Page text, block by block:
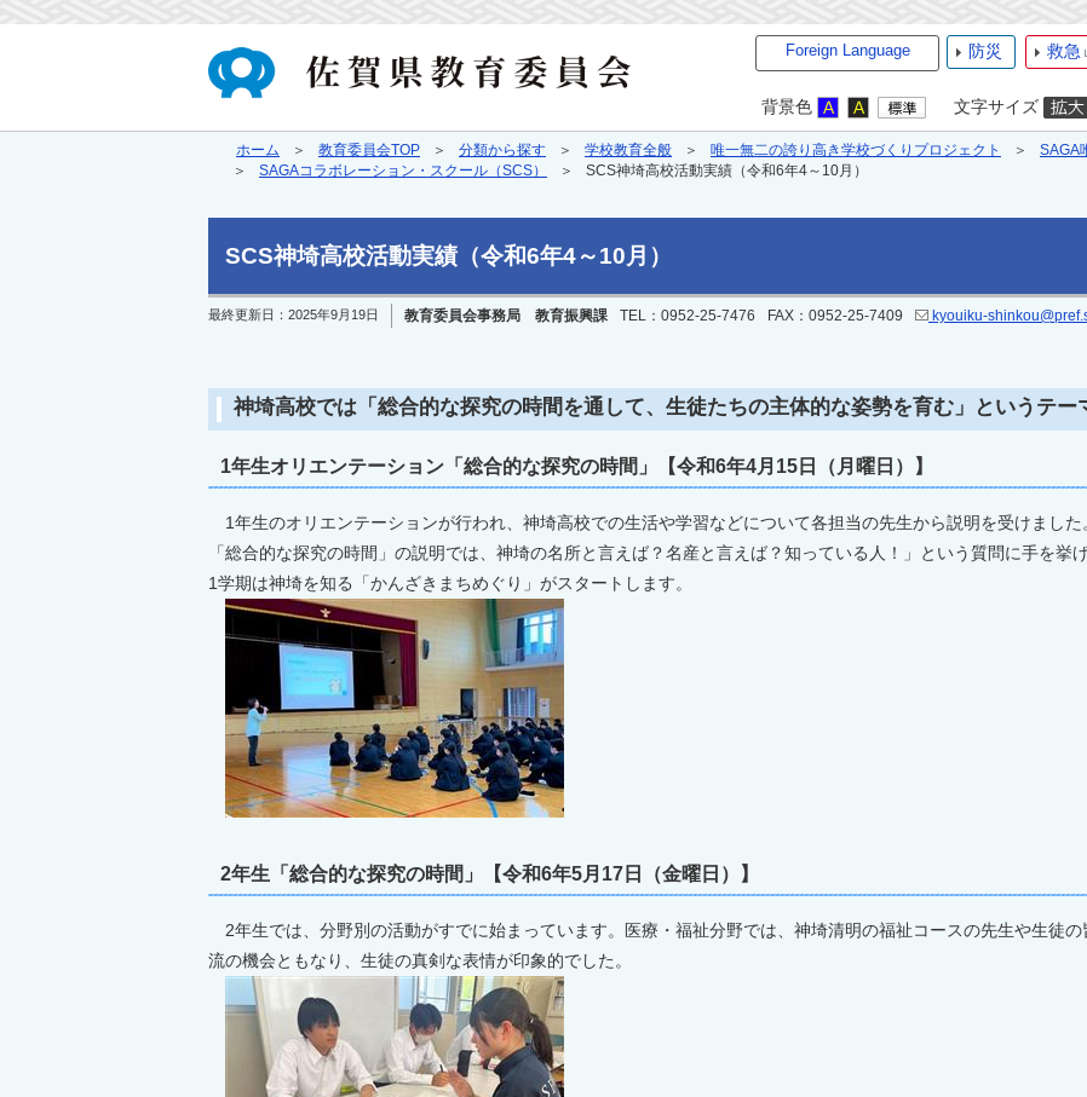
Foreign Language 防災 救急
背景色 文字サイズ
ホーム 教育委員会TOP 分類から探す 学校教育全般 唯一無二の誇り高き学校づくりプロジェクト
SAGA
SAGAコラボレーション・スクール（SCS）
SCS神埼高校活動実績（令和6年4～10月）
SCS神埼高校活動実績（令和6年4～10月）
最終更新日： 2025年9月19日 教育委員会事務局 教育振興課 TEL：0952-25-7476 FAX：0952-25-7409 kyouiku-
神埼高校では「総合的な探究の時間を通して、生徒たちの主体的な姿勢を育む」というテー
1年生オリエンテーション「総合的な探究の時間」【令和6年4月15日（月曜日）】
1年生のオリエンテーションが行われ、神埼高校での生活や学習などについて各担当の先生から説明を受けました
「総合的な探究の時間」の説明では、神埼の名所と言えば？名産と言えば？知っている人！」という質問に手を挙
1学期は神埼を知る「かんざきまちめぐり」がスタートします。
2年生「総合的な探究の時間」【令和6年5月17日（金曜日）】
2年生では、分野別の活動がすでに始まっています。医療・福祉分野では、神埼清明の福祉コースの先生や生徒
流の機会ともなり、生徒の真剣な表情が印象的でした。